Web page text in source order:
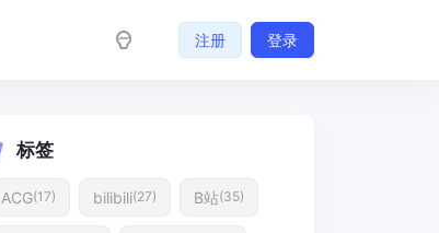
注册 登录
标签
ACG(17) bilibili(27) B站(35)